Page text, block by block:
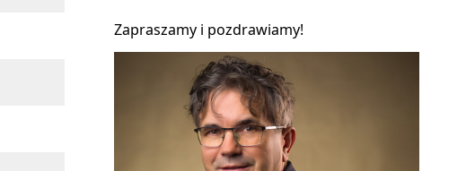
Zapraszamy i pozdrawiamy!